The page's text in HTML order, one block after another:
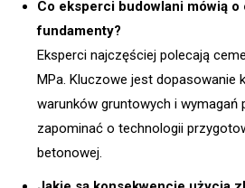
Co eksperci budowlani mówią
fundamenty?
Eksperci najczęściej polecają
MPa. Kluczowe jest dopasowanie
warunków gruntowych i wymagań
zapominać o technologii
betonowej.